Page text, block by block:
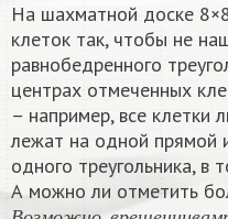
На шахматной доске
клеток так, чтобы не
равнобедренного
центрах отмеченных
– например, все клетки
лежат на одной прямой
одного треугольника, в
А можно ли отметить
В озможн о,в решени ив ам